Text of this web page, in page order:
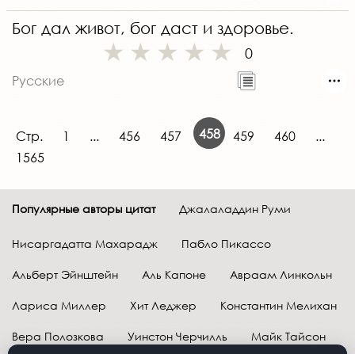
Бог дал живот, бог даст и здоровье.
0
Русские
Стр. 1 ... 456 457 458 459 460
...
1565
Популярные авторы цитат Джалаладдин Руми
Нисаргадатта Махарадж Пабло Пикассо
Альберт Эйнштейн Аль Капоне Авраам Линкольн
Лариса Миллер Хит Леджер Константин Мелихан
Вера Полозкова Уинстон Черчилль Майк Тайсон